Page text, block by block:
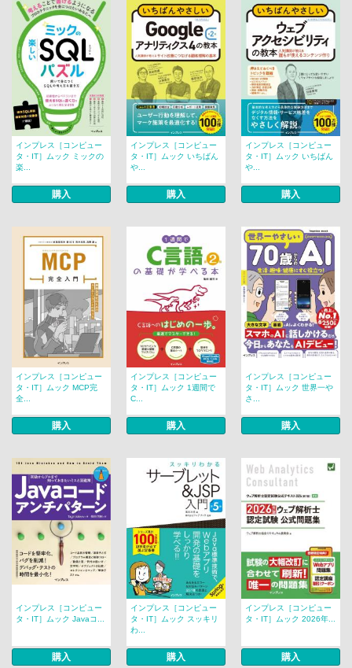
インプレス［コンピュー
タ・IT］ムック ミックの
楽...
購入
インプレス［コンピュー
タ・IT］ムック いちばん
や...
購入
インプレス［コンピュー
タ・IT］ムック いちばん
や...
購入
インプレス［コンピュー
タ・IT］ムック MCP完
全...
購入
インプレス［コンピュー
タ・IT］ムック 1週間で
C...
購入
インプレス［コンピュー
タ・IT］ムック 世界一や
さ...
購入
インプレス［コンピュー
タ・IT］ムック Javaコ...
購入
インプレス［コンピュー
タ・IT］ムック スッキリ
わ...
購入
インプレス［コンピュー
タ・IT］ムック 2026年...
購入